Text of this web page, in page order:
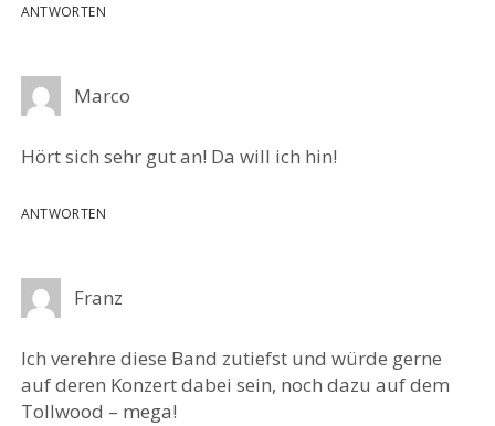
ANTWORTEN
Marco
Hört sich sehr gut an! Da will ich hin!
ANTWORTEN
Franz
Ich verehre diese Band zutiefst und würde gerne
auf deren Konzert dabei sein, noch dazu auf dem
Tollwood – mega!